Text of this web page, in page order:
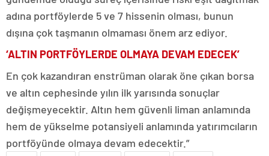
adına portföylerde 5 ve 7 hissenin olması, bunun
dışına çok taşmanın olmaması önem arz ediyor.
‘ALTIN PORTFÖYLERDE OLMAYA DEVAM EDECEK’
En çok kazandıran enstrüman olarak öne çıkan borsa
ve altın cephesinde yılın ilk yarısında sonuçlar
değişmeyecektir. Altın hem güvenli liman anlamında
hem de yükselme potansiyeli anlamında yatırımcıların
portföyünde olmaya devam edecektir.”